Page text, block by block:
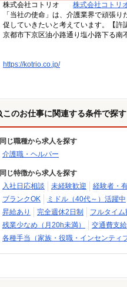
株式会社コトリオ
株式会社コトリ
「当社の使命」は、介護業界で頑張
促していきたいと考えています。【
京都市下京区油小路通り塩小路下る
https://kotrio.co.jp/
このお仕事に関連する条件で探す
同じ職種から求人を探す
介護職・ヘルパー
同じ特徴から求人を探す
入社日応相談
未経験歓迎 経験者・
ブランクOK
ミドル（40代～）活躍中
昇給あり
完全週休2日制 フルタイム
残業少なめ（月20h未満）
交通費支給
各種手当（家族・役職・インセンティ